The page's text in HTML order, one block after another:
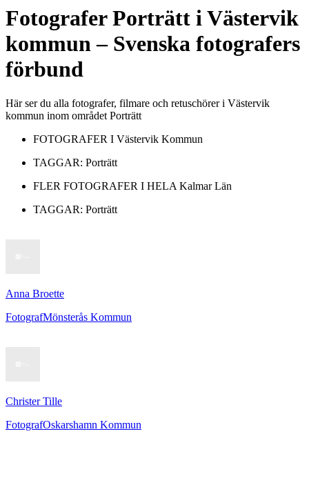
FotograferPorträtt iVästervik
kommun– Svenska fotografers
förbund
Här ser du alla fotografer, filmare och retuschörer i Västervik
kommun inom området Porträtt
FOTOGRAFER I Västervik Kommun
TAGGAR: Porträtt
FLER FOTOGRAFER I HELA Kalmar Län
TAGGAR: Porträtt
Anna Broette
FotografMönsterås Kommun
Christer Tille
FotografOskarshamn Kommun